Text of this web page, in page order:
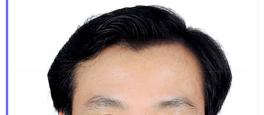
Phường Tân Khánh, Thành phố Hồ Chí Minh
Trình độ học vấn: Cử nhân Kinh tế, Cao cấp Lý luận
chính trị
Chức vụ: Phó Chánh Văn phòng